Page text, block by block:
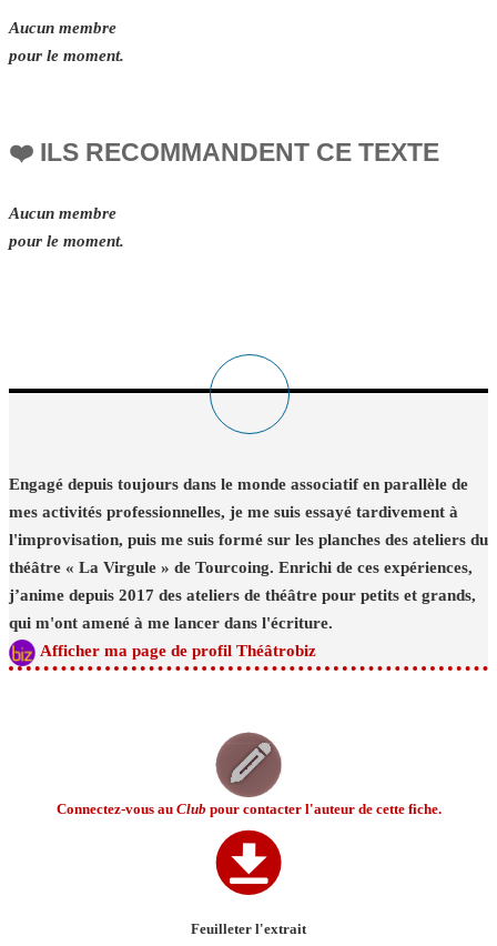
Aucun membre
pour le moment.
❤️ ILS RECOMMANDENT CE TEXTE
Aucun membre
pour le moment.
Engagé depuis toujours dans le monde associatif en parallèle de
mes activités professionnelles, je me suis essayé tardivement à
l'improvisation, puis me suis formé sur les planches des ateliers du
théâtre « La Virgule » de Tourcoing. Enrichi de ces expériences,
j’anime depuis 2017 des ateliers de théâtre pour petits et grands,
qui m'ont amené à me lancer dans l'écriture.
Afficher ma page de profil Théâtrobiz
Connectez-vous au Club pour contacter l'auteur de cette fiche.
Feuilleter l'extrait